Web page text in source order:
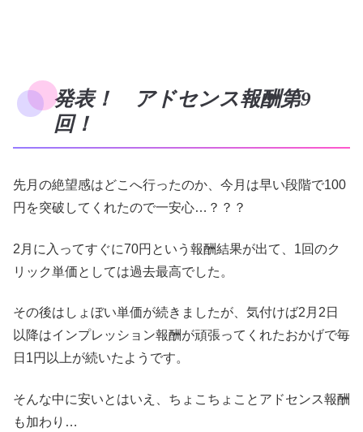
発表！ アドセンス報酬第9
回！
先月の絶望感はどこへ行ったのか、今月は早い段階で100
円を突破してくれたので一安心…？？？
2月に入ってすぐに70円という報酬結果が出て、1回のク
リック単価としては過去最高でした。
その後はしょぼい単価が続きましたが、気付けば2月2日
以降はインプレッション報酬が頑張ってくれたおかげで毎
日1円以上が続いたようです。
そんな中に安いとはいえ、ちょこちょことアドセンス報酬
も加わり…